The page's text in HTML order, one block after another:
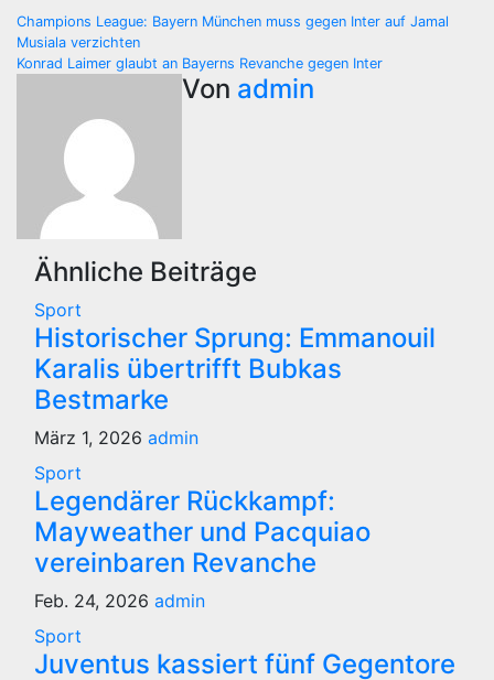
Beitragsnavigation
Champions League: Bayern München muss gegen Inter auf Jamal
Musiala verzichten
Konrad Laimer glaubt an Bayerns Revanche gegen Inter
Von admin
Ähnliche Beiträge
Sport
Historischer Sprung: Emmanouil
Karalis übertrifft Bubkas
Bestmarke
März 1, 2026 admin
Sport
Legendärer Rückkampf:
Mayweather und Pacquiao
vereinbaren Revanche
Feb. 24, 2026 admin
Sport
Juventus kassiert fünf Gegentore